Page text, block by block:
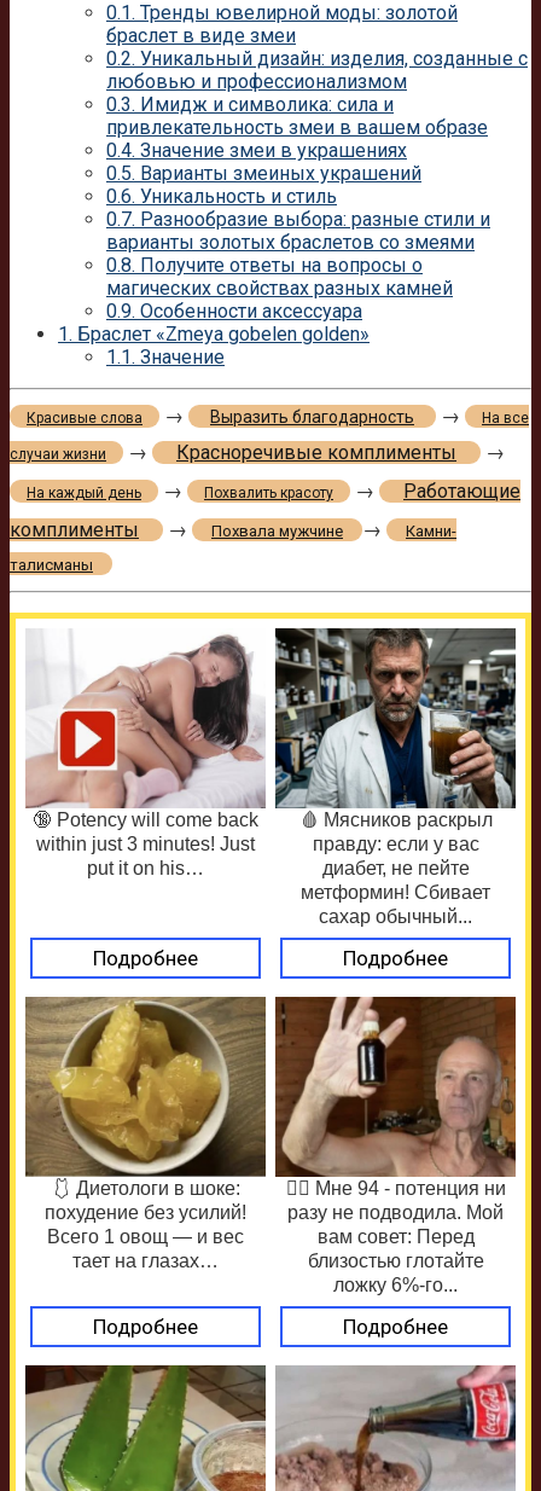
0.1. Тренды ювелирной моды: золотой
браслет в виде змеи
0.2. Уникальный дизайн: изделия, созданные с
любовью и профессионализмом
0.3. Имидж и символика: сила и
привлекательность змеи в вашем образе
0.4. Значение змеи в украшениях
0.5. Варианты змеиных украшений
0.6. Уникальность и стиль
0.7. Разнообразие выбора: разные стили и
варианты золотых браслетов со змеями
0.8. Получите ответы на вопросы о
магических свойствах разных камней
0.9. Особенности аксессуара
1. Браслет «Zmeya gobelen golden»
1.1. Значение
Красивые слова → Выразить благодарность → На все
случаи жизни → Красноречивые комплименты →
На каждый день → Похвалить красоту →
Работающие
комплименты
→ Похвала мужчине →
Камни-
талисманы
🔞 Potency will come back
within just 3 minutes! Just
put it on his…
Подробнее
🩸 Мясников раскрыл
правду: если у вас
диабет, не пейте
метформин! Сбивает
сахар обычный...
Подробнее
🩱 Диетологи в шоке:
похудение без усилий!
Всего 1 овощ — и вес
тает на глазах…
Подробнее
❤️‍🔥 Мне 94 - потенция ни
разу не подводила. Мой
вам совет: Перед
близостью глотайте
ложку 6%-го...
Подробнее